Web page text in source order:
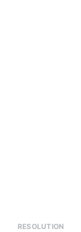
RESOLUTION